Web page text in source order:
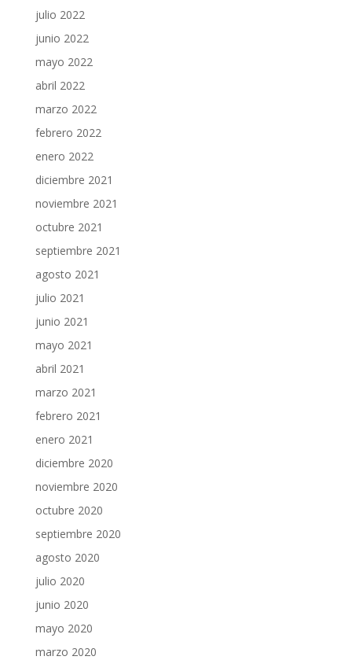
julio 2022
junio 2022
mayo 2022
abril 2022
marzo 2022
febrero 2022
enero 2022
diciembre 2021
noviembre 2021
octubre 2021
septiembre 2021
agosto 2021
julio 2021
junio 2021
mayo 2021
abril 2021
marzo 2021
febrero 2021
enero 2021
diciembre 2020
noviembre 2020
octubre 2020
septiembre 2020
agosto 2020
julio 2020
junio 2020
mayo 2020
marzo 2020